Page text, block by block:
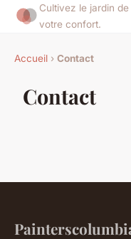
Cultivez le jardin
votre confort.
Accueil › Contact
Contact